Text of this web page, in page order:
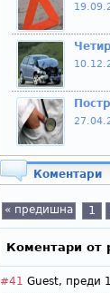
Коментари
« предишна 1
Коментари от
#41 Guest, преди